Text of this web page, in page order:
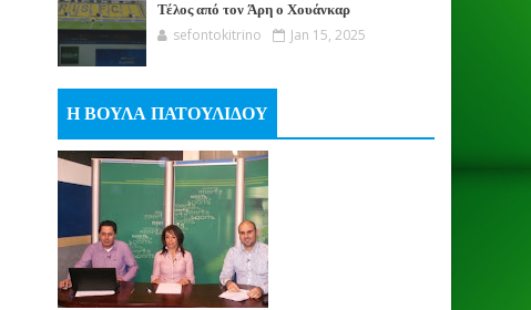
Τέλος από τον Άρη ο Χουάνκαρ
sefontokitrino Jan 15, 2025
Η ΒΟΥΛΑ ΠΑΤΟΥΛΙΔΟΥ